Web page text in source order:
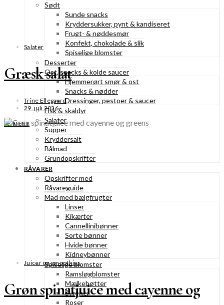
Sødt
Sunde snacks
Kryddersukker, pynt & kandiseret
Frugt- & nøddesmør
Konfekt, chokolade & slik
Spiselige blomster
Desserter
Ost, snacks & kolde saucer
Hjemmerørt smør & ost
Snacks & nødder
Dressinger, pestoer & saucer
Fisk & skaldyr
Salater
Supper
Kryddersalt
Bålmad
Grundopskrifter
RÅVARER
Opskrifter med
Råvareguide
Mad med bælgfrugter
Linser
Kikærter
Cannellinibønner
Sorte bønner
Hvide bønner
Kidneybønner
Spiselige blomster
Ramsløgblomster
Mælkebøtter
Syrener
Roser
Salater
Græsk salat
Trine Ellegaard
29. juli 2026
SE MERE
Juicer og smoothies
Grøn spinatjuice med cayenne og